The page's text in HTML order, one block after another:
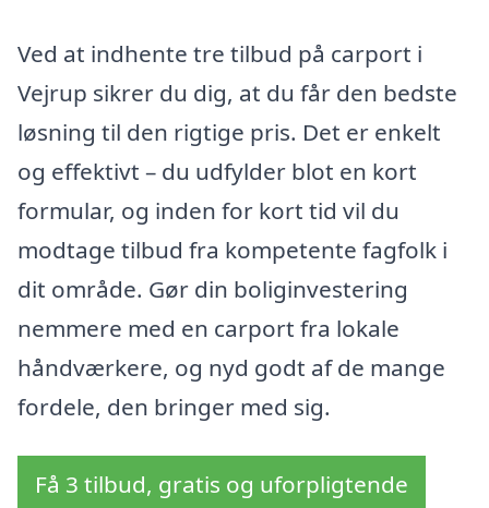
Ved at indhente tre tilbud på carport i
Vejrup sikrer du dig, at du får den bedste
løsning til den rigtige pris. Det er enkelt
og effektivt – du udfylder blot en kort
formular, og inden for kort tid vil du
modtage tilbud fra kompetente fagfolk i
dit område. Gør din boliginvestering
nemmere med en carport fra lokale
håndværkere, og nyd godt af de mange
fordele, den bringer med sig.
Få 3 tilbud, gratis og uforpligtende